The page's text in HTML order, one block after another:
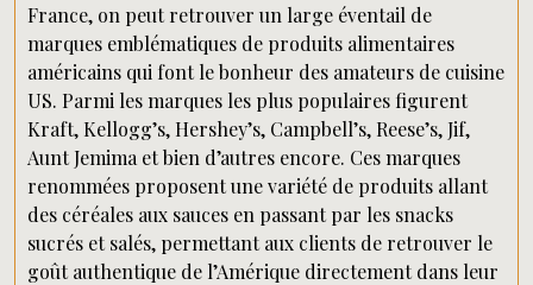
France, on peut retrouver un large éventail de
marques emblématiques de produits alimentaires
américains qui font le bonheur des amateurs de cuisine
US. Parmi les marques les plus populaires figurent
Kraft, Kellogg’s, Hershey’s, Campbell’s, Reese’s, Jif,
Aunt Jemima et bien d’autres encore. Ces marques
renommées proposent une variété de produits allant
des céréales aux sauces en passant par les snacks
sucrés et salés, permettant aux clients de retrouver le
goût authentique de l’Amérique directement dans leur